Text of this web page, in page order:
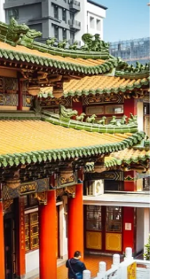
벨기에
불가리아
차드
Republiek Congo
체코 공화국
이집트